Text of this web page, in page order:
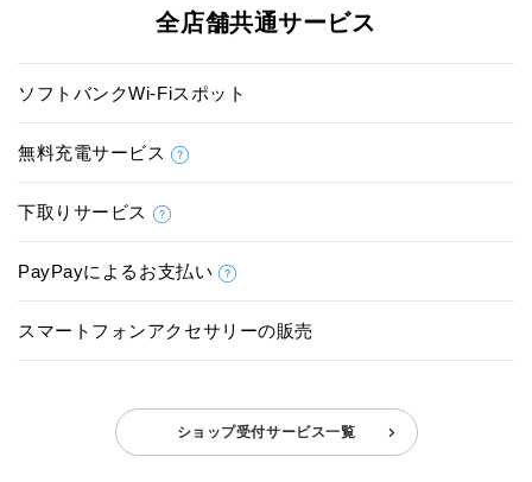
全店舗共通サービス
ソフトバンクWi-Fiスポット
無料充電サービス
下取りサービス
PayPayによるお支払い
スマートフォンアクセサリーの販売
ショップ受付サービス一覧